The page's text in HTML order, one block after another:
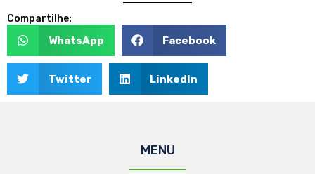
Compartilhe:
WhatsApp Facebook
Twitter LinkedIn
MENU